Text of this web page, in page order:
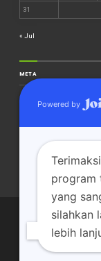
31
« Jul
META
Masuk
WordPress.org
TENTANG KAMI
TRAINER &
Powered by
program
yang
silahkan
lebih